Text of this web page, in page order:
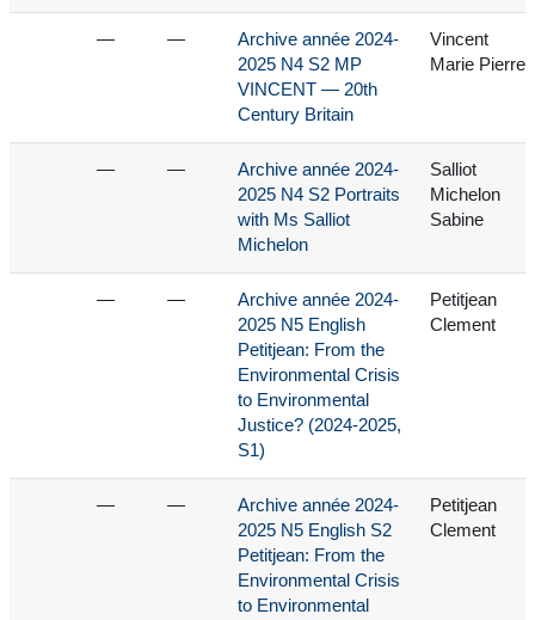
— —
Archive année 2024-
2025 N4 S2 MP
VINCENT — 20th
Century Britain
Vincent
Marie Pierre
— —
Archive année 2024-
2025 N4 S2 Portraits
with Ms Salliot
Michelon
Salliot
Michelon
Sabine
— —
Archive année 2024-
2025 N5 English
Petitjean: From the
Environmental Crisis
to Environmental
Justice? (2024-2025,
S1)
Petitjean
Clement
— —
Archive année 2024-
2025 N5 English S2
Petitjean: From the
Environmental Crisis
to Environmental
Petitjean
Clement